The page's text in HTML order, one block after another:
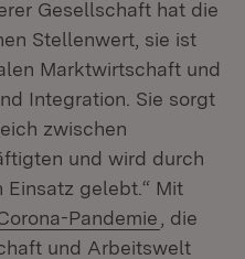
Gesellschaft hat die
Stellenwert, sie ist
Marktwirtschaft und
Integration. Sie sorgt
zwischen
und wird durch
Einsatz gelebt.“ Mit
Pandemie
, die
und Arbeitswelt